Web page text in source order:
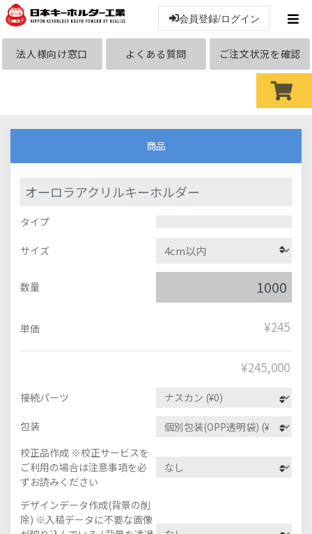
会員登録/ログイン
法人様向け窓口 よくある質問 ご注文状況を確認
商品
オーロラアクリルキーホルダー
タイプ
サイズ
数量
単価 ¥245
¥245,000
接続パーツ
包装
校正品作成 ※校正サービスを
ご利用の場合は注意事項を必
ずお読みください
デザインデータ作成(背景の削
除) ※入稿データに不要な画像